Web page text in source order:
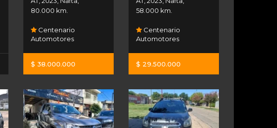
80.000 km.
Centenario
Automotores
$ 38.000.000
58.000 km.
Centenario
Automotores
$ 29.500.000